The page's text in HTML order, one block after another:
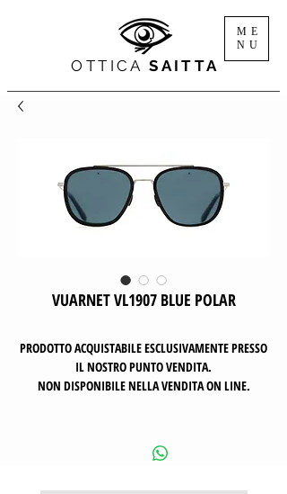
OTTICASAITTA
ME
NU
VUARNET VL1907 BLUE POLAR
PRODOTTO ACQUISTABILE ESCLUSIVAMENTE PRESSO
IL NOSTRO PUNTO VENDITA.
NON DISPONIBILE NELLA VENDITA ON LINE.